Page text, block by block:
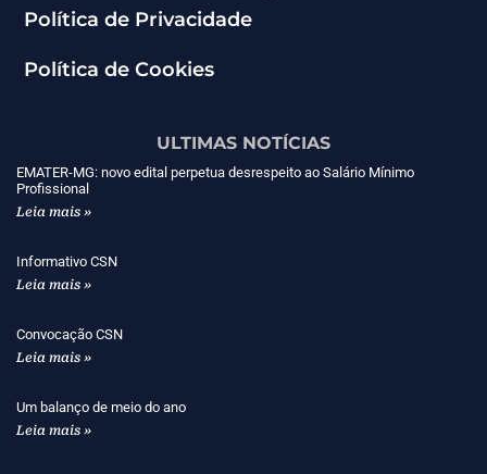
Política de Privacidade
Política de Cookies
ULTIMAS NOTÍCIAS
EMATER-MG: novo edital perpetua desrespeito ao Salário Mínimo
Profissional
Leia mais »
Informativo CSN
Leia mais »
Convocação CSN
Leia mais »
Um balanço de meio do ano
Leia mais »